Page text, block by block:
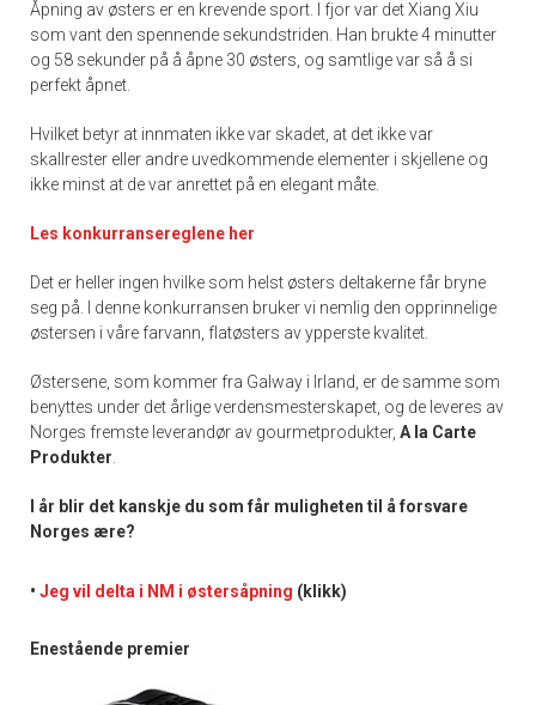
Åpning av østers er en krevende sport. I fjor var det Xiang Xiu
som vant den spennende sekundstriden. Han brukte 4 minutter
og 58 sekunder på å åpne 30 østers, og samtlige var så å si
perfekt åpnet.
Hvilket betyr at innmaten ikke var skadet, at det ikke var
skallrester eller andre uvedkommende elementer i skjellene og
ikke minst at de var anrettet på en elegant måte.
Les konkurransereglene her
Det er heller ingen hvilke som helst østers deltakerne får bryne
seg på. I denne konkurransen bruker vi nemlig den opprinnelige
østersen i våre farvann, flatøsters av ypperste kvalitet.
Østersene, som kommer fra Galway i Irland, er de samme som
benyttes under det årlige verdensmesterskapet, og de leveres av
Norges fremste leverandør av gourmetprodukter, A la Carte
Produkter
I år blir det kanskje du som får muligheten til å forsvare
Norges ære?
• Jeg vil delta i NM i østersåpning (klikk)
Enestående premier